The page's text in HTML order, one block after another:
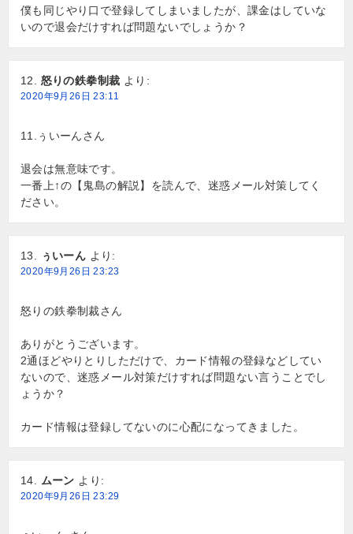
僕も同じやり口で登録してしまいましたが、課金はしていな
いので退会だけすれば問題ないでしょうか？
怒りの鉄拳制裁 より:
2020年9月26日 23:11
11.ぅいーんさん
退会は無意味です。
一番上↑の【鬼島の解説】を読んで、迷惑メール対策してく
ださい。
ぅいーん より:
2020年9月26日 23:23
怒りの鉄拳制裁さん
ありがとうございます。
2通ほどやりとりしただけで、カード情報の登録などしてい
ないので、迷惑メール対策だけすれば問題ない言うことでし
ょうか？
カード情報は登録してないのに心配になってきました。
ムーン より:
2020年9月26日 23:29